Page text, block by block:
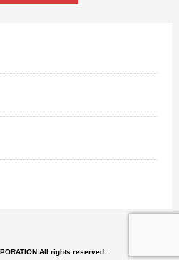
All rights reserved.